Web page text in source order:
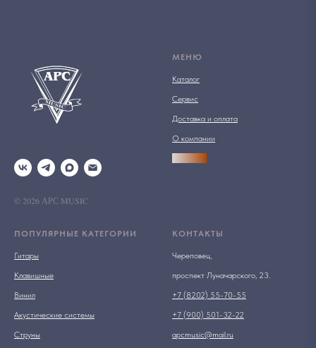
© 2026 АРС MUSIC
МЕНЮ
Каталог
Сервис
Доставка и оплата
О компании
ПОПУЛЯРНЫЕ КАТЕГОРИИ
Гитары
Клавишные
Винил
Акустические системы
Струны
КОНТАКТЫ
Череповец,
проспект Луначарского, 23.
+7 (8202) 55-70-55
+7 (900) 501-32-22
apcmusic@mail.ru